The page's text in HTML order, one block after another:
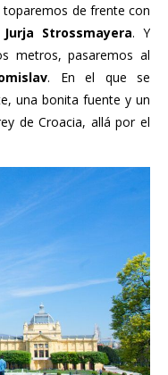
toparemos de frente con
Strossmayera. Y
metros, pasaremos al
. En el que se
una bonita fuente y un
de Croacia, allá por el